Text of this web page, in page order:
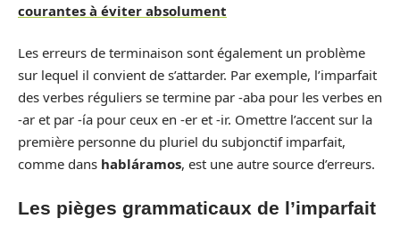
courantes à éviter absolument
Les erreurs de terminaison sont également un problème
sur lequel il convient de s’attarder. Par exemple, l’imparfait
des verbes réguliers se termine par -aba pour les verbes en
-ar et par -ía pour ceux en -er et -ir. Omettre l’accent sur la
première personne du pluriel du subjonctif imparfait,
comme dans habláramos, est une autre source d’erreurs.
Les pièges grammaticaux de l’imparfait